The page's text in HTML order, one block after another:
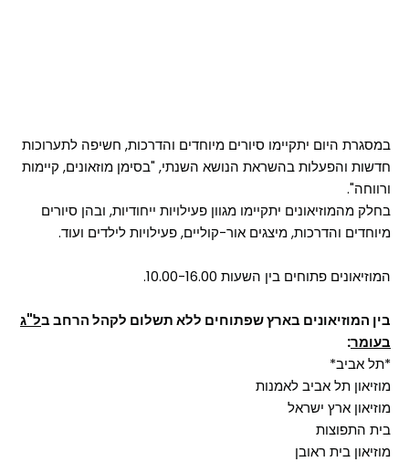
במסגרת היום יתקיימו סיורים מיוחדים והדרכות, חשיפה לתערוכות
חדשות והפעלות בהשראת הנושא השנתי, "בסימן מוזאונים, קיימות
ורווחה‭."‬
בחלק מהמוזיאונים יתקיימו מגוון פעילויות ייחודיות, ובהן סיורים
מיוחדים והדרכות, מיצגים אור-קוליים, פעילויות לילדים ועוד.
המוזיאונים פתוחים בין השעות 10.00-16.00.
בין המוזיאונים בארץ שפתוחים ללא תשלום לקהל הרחב בל"ג
בעומר:
*תל אביב*
מוזיאון תל אביב לאמנות
מוזיאון ארץ ישראל
בית התפוצות
מוזיאון בית ראובן